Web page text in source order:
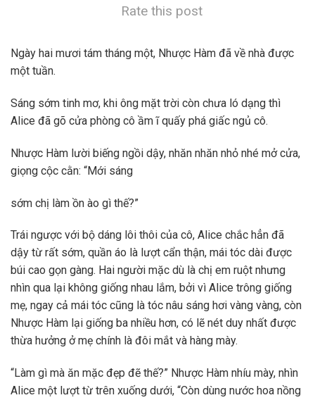
Rate this post
Ngày hai mươi tám tháng một, Nhược Hàm đã về nhà được
một tuần.
Sáng sớm tinh mơ, khi ông mặt trời còn chưa ló dạng thì
Alice đã gõ cửa phòng cô ầm ĩ quấy phá giấc ngủ cô.
Nhược Hàm lười biếng ngồi dậy, nhăn nhăn nhỏ nhé mở cửa,
giọng cộc cằn: “Mới sáng
sớm chị làm ồn ào gì thế?”
Trái ngược với bộ dáng lôi thôi của cô, Alice chắc hẳn đã
dậy từ rất sớm, quần áo là lượt cẩn thận, mái tóc dài được
búi cao gọn gàng. Hai người mặc dù là chị em ruột nhưng
nhìn qua lại không giống nhau lắm, bởi vì Alice trông giống
mẹ, ngay cả mái tóc cũng là tóc nâu sáng hơi vàng vàng, còn
Nhược Hàm lại giống ba nhiều hơn, có lẽ nét duy nhất được
thừa hưởng ở mẹ chính là đôi mắt và hàng mày.
“Làm gì mà ăn mặc đẹp đẽ thế?” Nhược Hàm nhíu mày, nhìn
Alice một lượt từ trên xuống dưới, “Còn dùng nước hoa nồng